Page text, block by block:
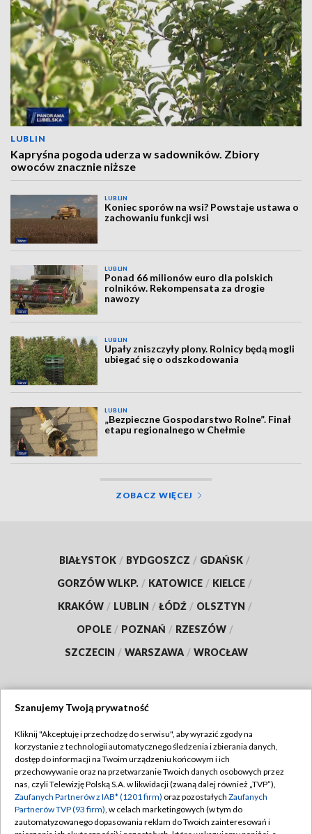
LUBLIN
Kapryśna pogoda uderza w sadowników. Zbiory
owoców znacznie niższe
LUBLIN
Koniec sporów na wsi? Powstaje ustawa o
zachowaniu funkcji wsi
LUBLIN
Ponad 66 milionów euro dla polskich
rolników. Rekompensata za drogie
nawozy
LUBLIN
Upały zniszczyły plony. Rolnicy będą mogli
ubiegać się o odszkodowania
LUBLIN
„Bezpieczne Gospodarstwo Rolne”. Finał
etapu regionalnego w Chełmie
ZOBACZ WIĘCEJ
BIAŁYSTOK / BYDGOSZCZ / GDAŃSK /
GORZÓW WLKP. / KATOWICE / KIELCE /
KRAKÓW / LUBLIN / ŁÓDŹ / OLSZTYN /
OPOLE / POZNAŃ / RZESZÓW /
SZCZECIN / WARSZAWA / WROCŁAW
TVP
Abonament TVP
Emisja w TVP
Centrum informacji TVP
Regulamin TVP
Polityka prywatności
Moje zgody
Szanujemy Twoją prywatność
Kliknij "Akceptuję i przechodzę do serwisu", aby wyrazić zgody na
korzystanie z technologii automatycznego śledzenia i zbierania danych,
dostęp do informacji na Twoim urządzeniu końcowym i ich
przechowywanie oraz na przetwarzanie Twoich danych osobowych przez
nas, czyli Telewizję Polską S.A. w likwidacji (zwaną dalej również „TVP”),
Zaufanych Partnerów z IAB* (1201 firm) oraz pozostałych Zaufanych
Partnerów TVP (93 firm), w celach marketingowych (w tym do
zautomatyzowanego dopasowania reklam do Twoich zainteresowań i